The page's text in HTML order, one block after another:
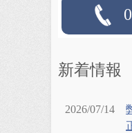
新着情報
2026/07/14